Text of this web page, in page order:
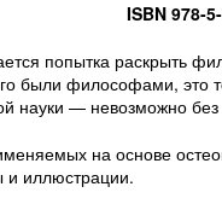
ISBN 978-
попытка раскрыть
были философами, это
науки — невозможно
на основе
и иллюстрации.